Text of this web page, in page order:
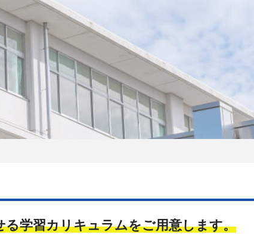
る学習カリキュラムをご用意します。